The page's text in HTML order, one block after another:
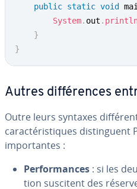
public static void
System. out .
}
}
Autres dif­fé­rences
Outre leurs syntaxes
ca­rac­té­ris­tiques dis­tin­guent
im­por­tantes :
Per­for­mances : si les
tion suscitent des